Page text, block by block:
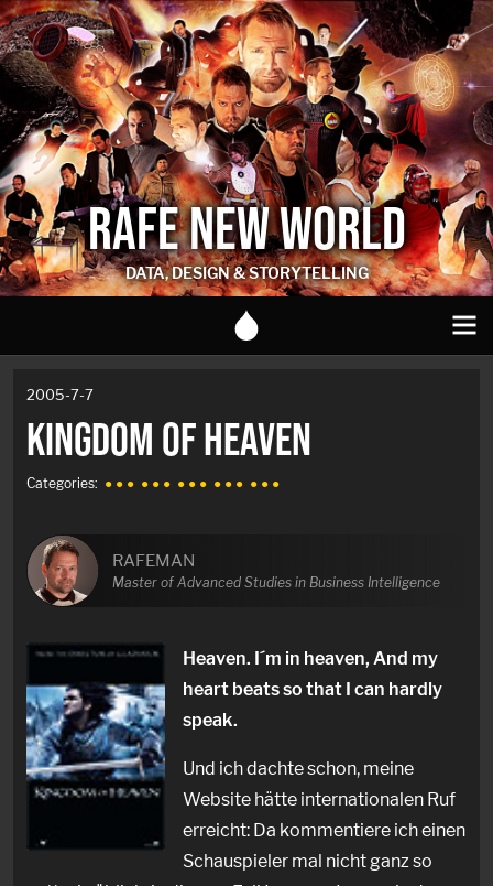
RAFE NEW WORLD
DATA, DESIGN & STORYTELLING
2005-7-7
KINGDOM OF HEAVEN
Categories: ● ● ● ● ● ● ● ● ● ● ● ● ● ● ●
RAFEMAN
Master of Advanced Studies in Business Intelligence
Heaven. I´m in heaven, And my
heart beats so that I can hardly
speak.
Und ich dachte schon, meine
Website hätte internationalen Ruf
erreicht: Da kommentiere ich einen
Schauspieler mal nicht ganz so